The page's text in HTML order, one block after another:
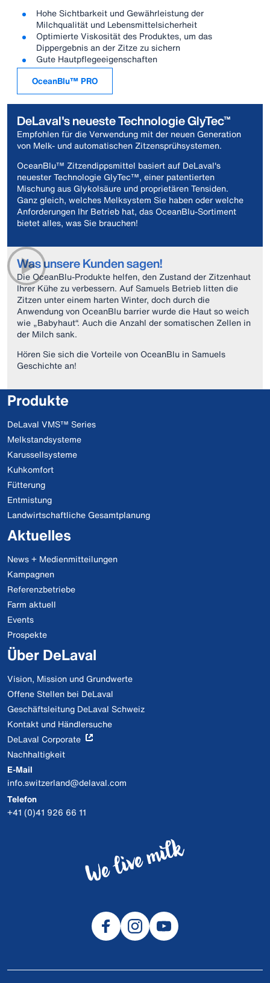
Hohe Sichtbarkeit und Gewährleistung der
Milchqualität und Lebensmittelsicherheit
Optimierte Viskosität des Produktes, um das
Dippergebnis an der Zitze zu sichern
Gute Hautpflegeeigenschaften
OceanBlu™ PRO
DeLaval's neueste Technologie GlyTec™
Empfohlen für die Verwendung mit der neuen Generation
von Melk- und automatischen Zitzensprühsystemen.
OceanBlu™ Zitzendippsmittel basiert auf DeLaval's
neuester Technologie GlyTec™, einer patentierten
Mischung aus Glykolsäure und proprietären Tensiden.
Ganz gleich, welches Melksystem Sie haben oder welche
Anforderungen Ihr Betrieb hat, das OceanBlu-Sortiment
bietet alles, was Sie brauchen!
Was unsere Kunden sagen!
Die OceanBlu-Produkte helfen, den Zustand der Zitzenhaut
Ihrer Kühe zu verbessern. Auf Samuels Betrieb litten die
Zitzen unter einem harten Winter, doch durch die
Anwendung von OceanBlu barrier wurde die Haut so weich
wie „Babyhaut“. Auch die Anzahl der somatischen Zellen in
der Milch sank.
Hören Sie sich die Vorteile von OceanBlu in Samuels
Geschichte an!
Produkte
DeLaval VMS™ Series
Melkstandsysteme
Karussellsysteme
Kuhkomfort
Fütterung
Entmistung
Landwirtschaftliche Gesamtplanung
Aktuelles
News + Medienmitteilungen
Kampagnen
Referenzbetriebe
Farm aktuell
Events
Prospekte
Über DeLaval
Vision, Mission und Grundwerte
Offene Stellen bei DeLaval
Geschäftsleitung DeLaval Schweiz
Kontakt und Händlersuche
DeLaval Corporate
Nachhaltigkeit
E-Mail
info.switzerland@delaval.com
Telefon
+41 (0)41 926 66 11